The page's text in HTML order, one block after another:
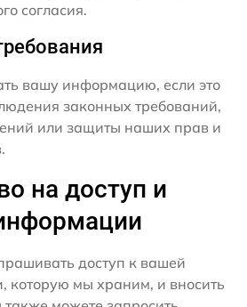
согласия.
вашу информацию, если это
законных требований,
или защиты наших прав и
на доступ и
доступ к вашей
которую мы храним, и вносить